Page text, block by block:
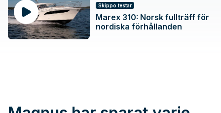
Skippo testar
Marex 310: Norsk fullträff för
nordiska förhållanden